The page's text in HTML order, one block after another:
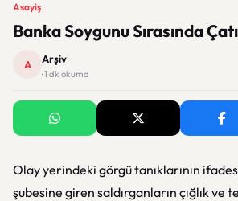
Asayiş
Banka Soygunu Sırasında
A Arşiv
· 1 dk okuma
Olay yerindeki görgü tanıklarının
şubesine giren saldırganların çığlık ve